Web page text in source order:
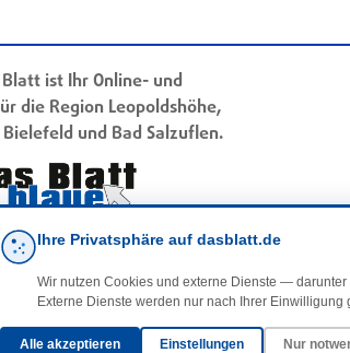
ist Ihr Online- und
die Region Leopoldshöhe,
und Bad Salzuflen.
Ihre Privatsphäre auf dasblatt.de
Wir nutzen Cookies und externe Dienste —
Externe Dienste werden nur nach Ihrer Einwilligung
Alle akzeptieren Einstellungen Nur